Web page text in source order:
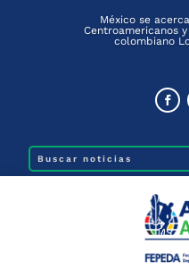
México se
Centroamericanos
colombiano